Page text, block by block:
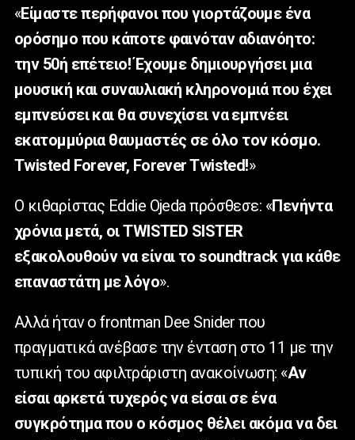
«Είμαστε περήφανοι που γιορτάζουμε ένα
ορόσημο που κάποτε φαινόταν αδιανόητο:
την 50ή επέτειο! Έχουμε δημιουργήσει μια
μουσική και συναυλιακή κληρονομιά που έχει
εμπνεύσει και θα συνεχίσει να εμπνέει
εκατομμύρια θαυμαστές σε όλο τον κόσμο.
Twisted Forever, Forever Twisted!»
Ο κιθαρίστας Eddie Ojeda πρόσθεσε: «Πενήντα
χρόνια μετά, οι TWISTED SISTER
εξακολουθούν να είναι το soundtrack για κάθε
επαναστάτη με λόγο».
Αλλά ήταν ο frontman Dee Snider που
πραγματικά ανέβασε την ένταση στο 11 με την
τυπική του αφιλτράριστη ανακοίνωση: «Αν
είσαι αρκετά τυχερός να είσαι σε ένα
συγκρότημα που ο κόσμος θέλει ακόμα να δει